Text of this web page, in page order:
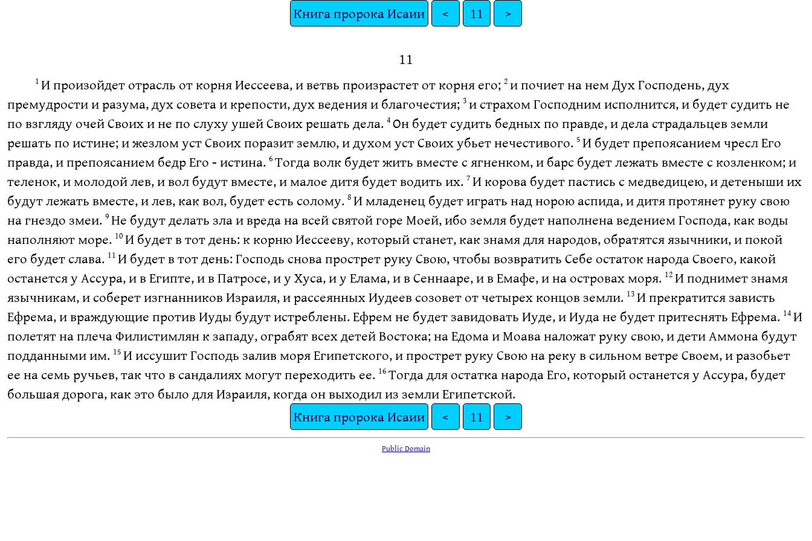
Книга пророка Исаии < 11 >
11
1 И произойдет отрасль от корня Иессеева, и ветвь произрастет от корня его; 2 и почиет на нем Дух Господень, дух
премудрости и разума, дух совета и крепости, дух ведения и благочестия; 3 и страхом Господним исполнится, и будет судить не
по взгляду очей Своих и не по слуху ушей Своих решать дела. 4 Он будет судить бедных по правде, и дела страдальцев земли
решать по истине; и жезлом уст Своих поразит землю, и духом уст Своих убьет нечестивого. 5 И будет препоясанием чресл Его
правда, и препоясанием бедр Его - истина. 6 Тогда волк будет жить вместе с ягненком, и барс будет лежать вместе с козленком; и
теленок, и молодой лев, и вол будут вместе, и малое дитя будет водить их. 7 И корова будет пастись с медведицею, и детеныши их
будут лежать вместе, и лев, как вол, будет есть солому. 8 И младенец будет играть над норою аспида, и дитя протянет руку свою
на гнездо змеи. 9 Не будут делать зла и вреда на всей святой горе Моей, ибо земля будет наполнена ведением Господа, как воды
наполняют море. 10 И будет в тот день: к корню Иессееву, который станет, как знамя для народов, обратятся язычники, и покой
его будет слава. 11 И будет в тот день: Господь снова прострет руку Свою, чтобы возвратить Себе остаток народа Своего, какой
останется у Ассура, и в Египте, и в Патросе, и у Хуса, и у Елама, и в Сеннааре, и в Емафе, и на островах моря. 12 И поднимет знамя
язычникам, и соберет изгнанников Израиля, и рассеянных Иудеев созовет от четырех концов земли. 13 И прекратится зависть
Ефрема, и враждующие против Иуды будут истреблены. Ефрем не будет завидовать Иуде, и Иуда не будет притеснять Ефрема. 14 И
полетят на плеча Филистимлян к западу, ограбят всех детей Востока; на Едома и Моава наложат руку свою, и дети Аммона будут
подданными им. 15 И иссушит Господь залив моря Египетского, и прострет руку Свою на реку в сильном ветре Своем, и разобьет
ее на семь ручьев, так что в сандалиях могут переходить ее. 16 Тогда для остатка народа Его, который останется у Ассура, будет
большая дорога, как это было для Израиля, когда он выходил из земли Египетской.
Книга пророка Исаии
< 11 >
Public Domain